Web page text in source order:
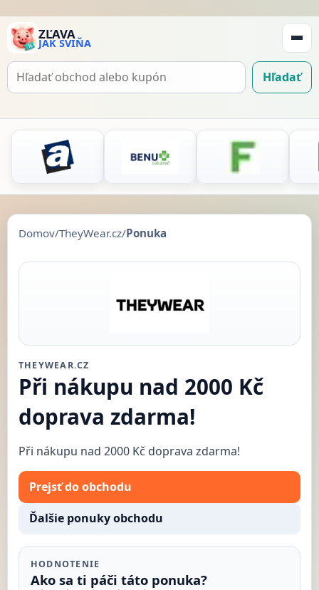
ZĽAVA
JAK SVIŇA
Hľadať
Hľadať
Domov/TheyWear.cz/Ponuka
THEYWEAR.CZ
Při nákupu nad 2000 Kč
doprava zdarma!
Při nákupu nad 2000 Kč doprava zdarma!
Prejsť do obchodu
Ďalšie ponuky obchodu
HODNOTENIE
Ako sa ti páči táto ponuka?